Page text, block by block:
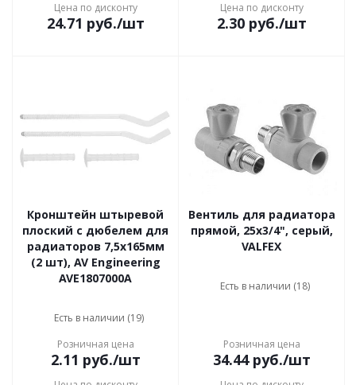
Цена по дисконту
24.71 руб./шт
Цена по дисконту
2.30руб./шт
Кронштейн штыревой
плоский с дюбелем для
радиаторов 7,5х165мм
(2 шт), AV Engineering
AVE1807000A
Есть в наличии (19)
Розничная цена
2.11 руб./шт
Вентиль для радиатора
прямой, 25х3/4", серый,
VALFEX
Есть в наличии (18)
Розничная цена
34.44руб./шт